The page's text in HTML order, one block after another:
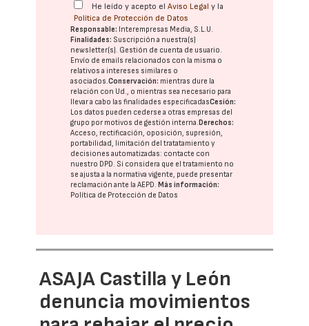
He leído y acepto elAviso Legal y la
Política de Protección de Datos
Responsable: Interempresas Media, S.L.U.
Finalidades: Suscripción a nuestra(s)
newsletter(s). Gestión de cuenta de usuario.
Envío de emails relacionados con la misma o
relativos a intereses similares o
asociados.Conservación: mientras dure la
relación con Ud., o mientras sea necesario para
llevar a cabo las finalidades especificadasCesión:
Los datos pueden cederse a otras empresas del
grupo por motivos de gestión interna.Derechos:
Acceso, rectificación, oposición, supresión,
portabilidad, limitación del tratatamiento y
decisiones automatizadas: contacte con
nuestro DPD. Si considera que el tratamiento no
se ajusta a la normativa vigente, puede presentar
reclamación ante laAEPD.Más información:
Política de Protección de Datos
ASAJA Castilla y León
denuncia movimientos